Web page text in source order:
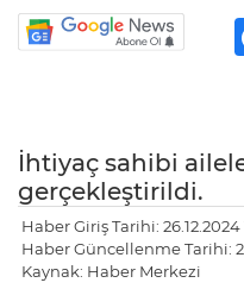
İhtiyaç sahibi
gerçekleştirildi.
Haber Giriş Tarihi: 26.12.2024
Haber Güncellenme Tarihi:
Kaynak: Haber Merkezi